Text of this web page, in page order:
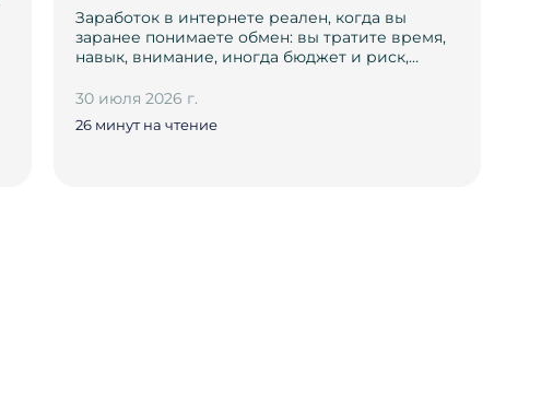
Заработок в интернете реален, когда вы
заранее понимаете обмен: вы тратите время,
навык, внимание, иногда бюджет и риск,…
30 июля 2026 г.
26 минут на чтение